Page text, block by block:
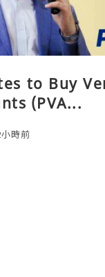
to Buy
(PVA...
時前